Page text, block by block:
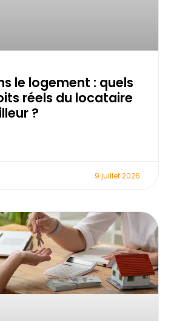
le logement : quels
réels du locataire
?
9 juillet 2026